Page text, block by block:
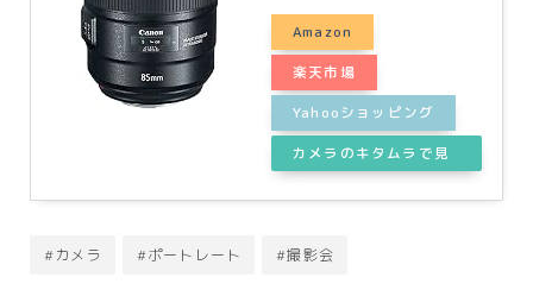
Amazon
楽天市場
Yahooショッピング
カメラのキタムラで見
#カメラ #ポートレート #撮影会